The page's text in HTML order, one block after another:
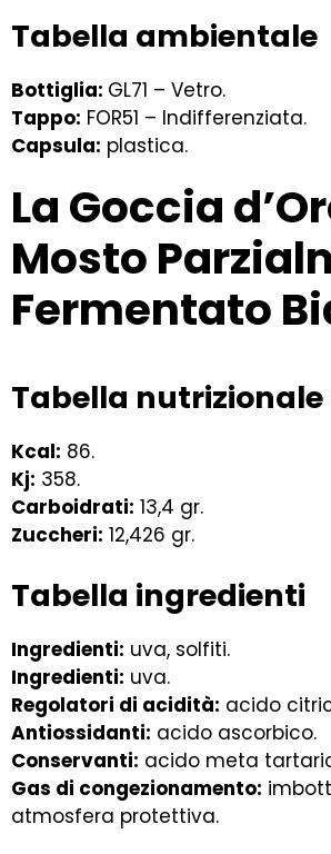
Tabella ambientale
Bottiglia: GL71 – Vetro.
Tappo: FOR51 – Indifferenziata.
Capsula: plastica.
La Goccia
Mosto
Fermentato
Tabella nutrizionale
Kcal: 86.
Kj: 358.
Carboidrati: 13,4 gr.
Zuccheri: 12,426 gr.
Tabella ingredienti
Ingredienti: uva, solfiti.
Ingredienti: uva.
Regolatori di acidità: acido
Antiossidanti: acido ascorbico.
Conservanti: acido meta
Gas di congezionamento:
atmosfera protettiva.